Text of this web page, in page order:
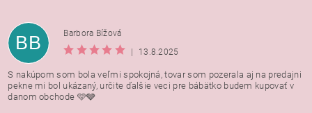
BB
Barbora Bížová
|
13.8.2025
S nakúpom som bola veľmi spokojná, tovar som pozerala aj na predajni
pekne mi bol ukázaný, určite ďalšie veci pre bábätko budem kupovať v
danom obchode 🩵🩶